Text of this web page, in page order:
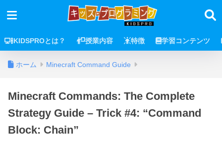
KIDSPROとは？ 授業内容 特徴 学習コンテンツ
ホーム Minecraft Command Guide
Minecraft Commands: The Complete
Strategy Guide – Trick #4: “Command
Block: Chain”